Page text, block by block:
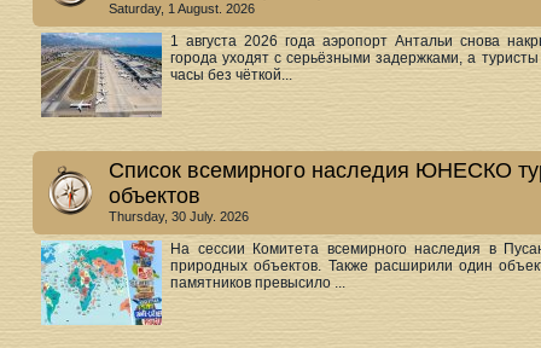
Saturday, 1 August. 2026
1 августа 2026 года аэропорт Антальи снова
города уходят с серьёзными задержками, а
часы без чёткой...
Список всемирного наследия ЮНЕСКО
объектов
Thursday, 30 July. 2026
На сессии Комитета всемирного наследия в
природных объектов. Также расширили один
памятников превысило ...